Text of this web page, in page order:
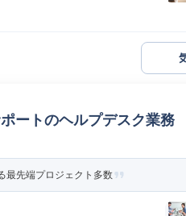
ートのヘルプデスク業務
最先端プロジェクト多数